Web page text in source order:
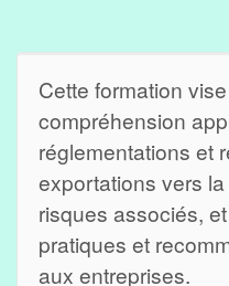
Cette formation
compréhension
réglementations et
exportations vers
risques associés,
pratiques et
aux entreprises.